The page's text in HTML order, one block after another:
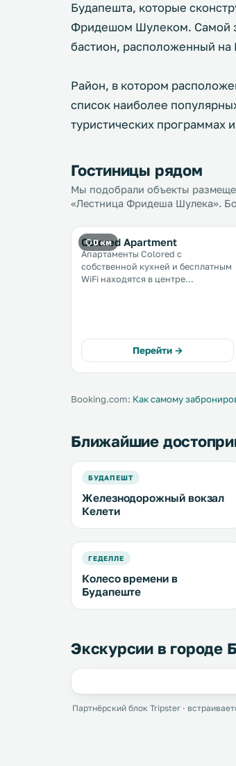
Будапешта, которые
Фридешом Шулеком. Самой
бастион, расположенный на
Район, в котором
список наиболее
туристических программах
Гостиницы рядом
Мы подобрали объекты
«Лестница Фридеша Шулека».
0 км
Colored Apartment
Апартаменты Colored с
собственной кухней и бесплатным
WiFi находятся в центре
Перейти →
Booking.com: Как самому
Ближайшие
БУДАПЕШТ
Железнодорожный вокзал
Келети
ГЕДЕЛЛЕ
Колесо времени в
Будапеште
Экскурсии в городе
Партнёрский блок Tripster ·